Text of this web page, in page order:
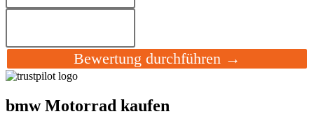
Bewertung durchführen →
bmw Motorrad kaufen